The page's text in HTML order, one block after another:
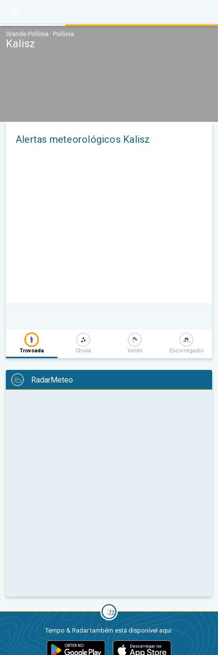
Grande Polônia · Polônia
Kalisz
Alertas meteorológicos Kalisz
Trovoada Chuva Vento Escorregadio
RadarMeteo
Tempo & Radar também está disponível aqui: